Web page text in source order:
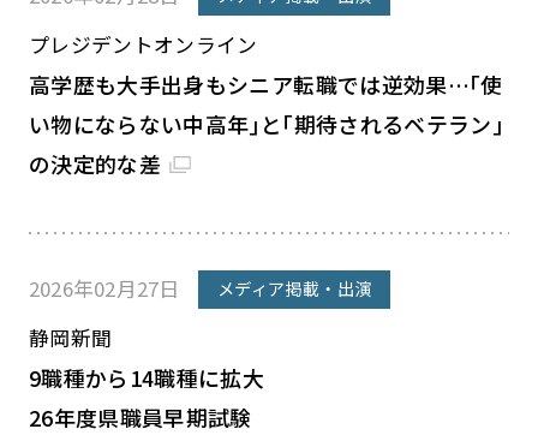
プレジデントオンライン
高学歴も大手出身もシニア転職では逆効果…｢使
い物にならない中高年｣と｢期待されるベテラン｣
の決定的な差
2026年02月27日 メディア掲載・出演
静岡新聞
9職種から14職種に拡大
26年度県職員早期試験